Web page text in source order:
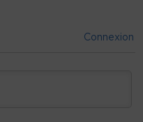
Connexion